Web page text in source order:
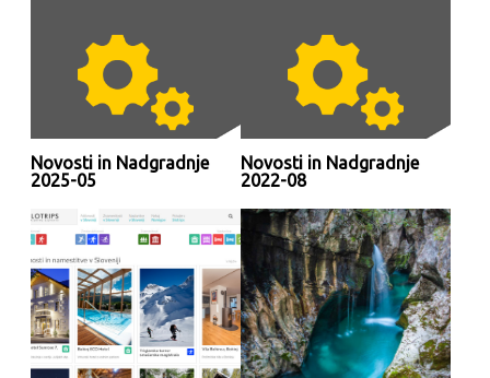
Novosti in Nadgradnje
2025-05
Novosti in Nadgradnje
2022-08